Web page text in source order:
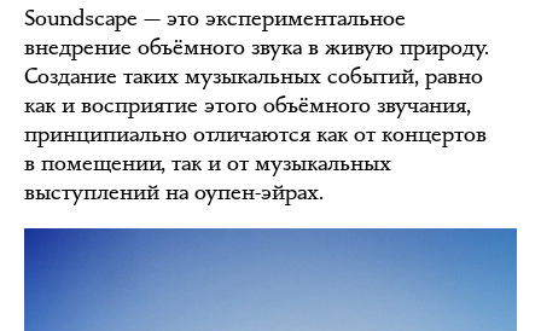
Soundscape — это экспериментальное
внедрение объёмного звука в живую природу.
Создание таких музыкальных событий, равно
как и восприятие этого объёмного звучания,
принципиально отличаются как от концертов
в помещении, так и от музыкальных
выступлений на оупен-эйрах.